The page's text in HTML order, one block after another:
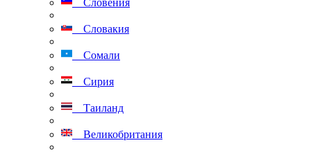
Словения
Словакия
Сомали
Сирия
Таиланд
Великобритания